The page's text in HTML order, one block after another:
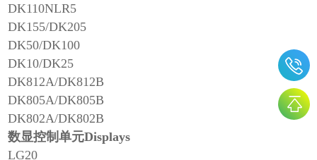
DK110NLR5
DK155/DK205
DK50/DK100
DK10/DK25
DK812A/DK812B
DK805A/DK805B
DK802A/DK802B
数显控制单元Displays
LG20